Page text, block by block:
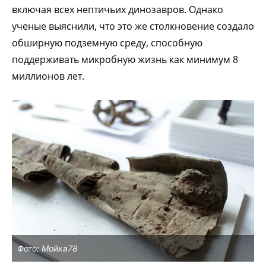
включая всех нептичьих динозавров. Однако
ученые выяснили, что это же столкновение создало
обширную подземную среду, способную
поддерживать микробную жизнь как минимум 8
миллионов лет.
Фото: Мойка78